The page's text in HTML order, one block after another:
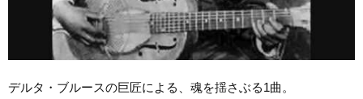
デルタ・ブルースの巨匠による、魂を揺さぶる1曲。